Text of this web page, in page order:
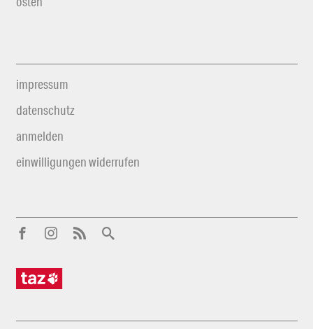
impressum
datenschutz
anmelden
einwilligungen widerrufen